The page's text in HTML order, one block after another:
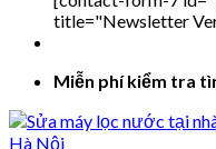
title="Newsletter
Miễn phí kiểm tra